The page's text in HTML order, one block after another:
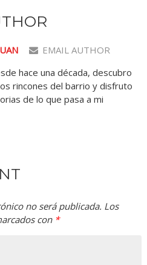
EMAIL AUTHOR
hace una década, descubro
rincones del barrio y disfruto
de lo que pasa a mi
no será publicada. Los
con *